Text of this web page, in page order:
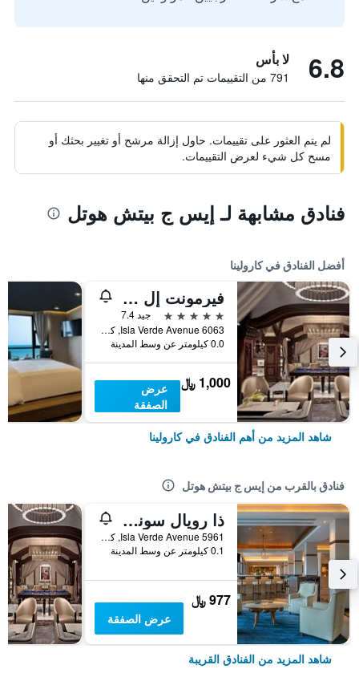
6.8 لا بأس
791 من التقييمات تم التحقق منها
لم يتم العثور على تقييمات. حاول إزالة مرشح أو تغيير بحثك أو
مسح كل شيء لعرض التقييمات.
فنادق مشابهة لـ إيس ج بيتش هوتل
أفضل الفنادق في كارولينا
فيرمونت إل سان خوان هوتل
5 نجوم
جيد 7.4
6063 Isla Verde Avenue, كارولينا, بورتوريكو
0.0 كيلومتر عن وسط المدينة
1,000 ﷼
عرض
الصفقة
شاهد المزيد من أهم الفنادق في كارولينا
فنادق بالقرب من إيس ج بيتش هوتل
ذا رويال سونيستا سان خوان
5961 Isla Verde Avenue, كارولينا, بورتوريكو
0.1 كيلومتر عن وسط المدينة
977 ﷼
عرض الصفقة
شاهد المزيد من الفنادق القريبة